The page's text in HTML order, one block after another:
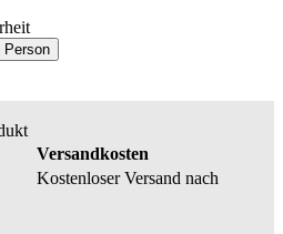
Person
Versandkosten
Kostenloser Versand nach